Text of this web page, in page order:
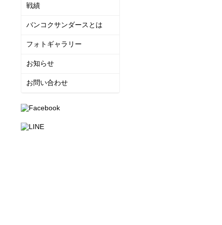
戦績
バンコクサンダースとは
フォトギャラリー
お知らせ
お問い合わせ